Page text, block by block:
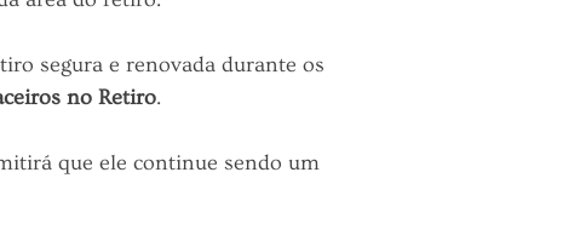
segura e renovada durante os
no Retiro.
que ele continue sendo um